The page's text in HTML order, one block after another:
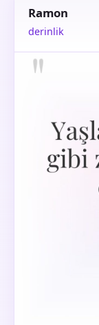
Ramon
derinlik